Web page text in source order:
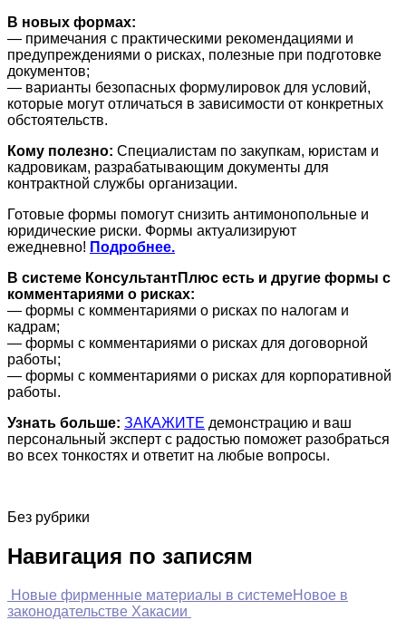
В новых формах:
— примечания с практическими рекомендациями и
предупреждениями о рисках, полезные при подготовке
документов;
— варианты безопасных формулировок для условий,
которые могут отличаться в зависимости от конкретных
обстоятельств.
Кому полезно: Специалистам по закупкам, юристам и
кадровикам, разрабатывающим документы для
контрактной службы организации.
Готовые формы помогут снизить антимонопольные и
юридические риски. Формы актуализируют
ежедневно! Подробнее.
В системе КонсультантПлюс есть и другие формы с
комментариями о рисках:
— формы с комментариями о рисках по налогам и
кадрам;
— формы с комментариями о рисках для договорной
работы;
— формы с комментариями о рисках для корпоративной
работы.
Узнать больше: ЗАКАЖИТЕ демонстрацию и ваш
персональный эксперт с радостью поможет разобраться
во всех тонкостях и ответит на любые вопросы.
Без рубрики
Навигация по записям
Новые фирменные материалы в системеНовое в
законодательстве Хакасии